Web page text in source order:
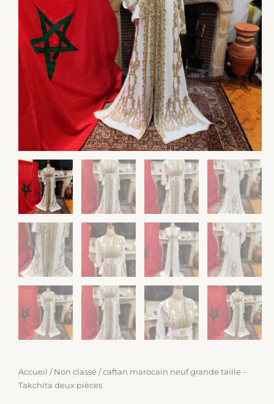
Accueil / Non classé / caftan marocain neuf grande taille –
Takchita deux pièces